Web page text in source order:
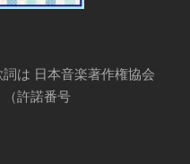
は 日本音楽著作権協会
許諾番号